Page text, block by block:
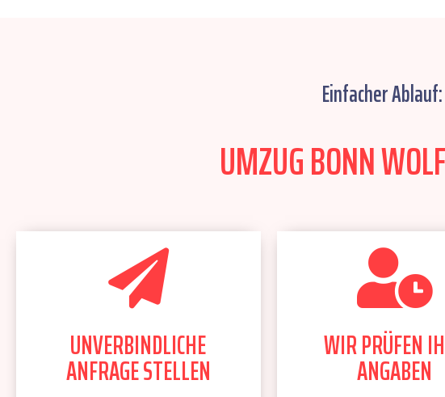
Einfacher
UMZUG BONN
UNVERBINDLICHE
ANFRAGE STELLEN
WIR PRÜFEN
ANGABEN